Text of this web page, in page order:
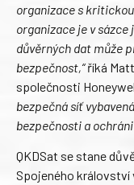
organizace s
organizace je v
důvěrných dat může
bezpečnost,“říká
společnosti
bezpečná síť
bezpečnosti a
QKDSat se stane
Spojeného království